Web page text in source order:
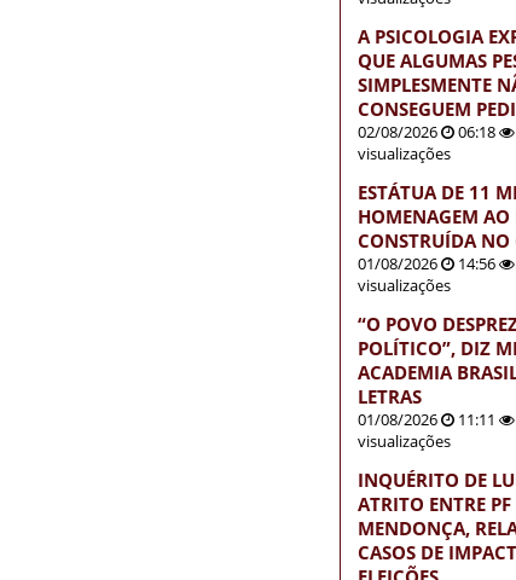
A PSICOLOGIA
QUE ALGUMAS
SIMPLESMENTE
CONSEGUEM
02/08/2026 06:18
visualizações
ESTÁTUA DE 11
HOMENAGEM AO
CONSTRUÍDA NO
01/08/2026 14:56
visualizações
“O POVO
POLÍTICO”, DIZ
ACADEMIA
LETRAS
01/08/2026 11:11
visualizações
INQUÉRITO DE
ATRITO ENTRE PF
MENDONÇA,
CASOS DE